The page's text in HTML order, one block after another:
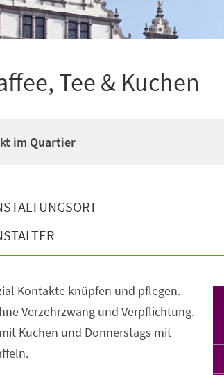
Tee & Kuchen
im Quartier
Kontakte knüpfen und pflegen.
Verzehrzwang und Verpflichtung.
Kuchen und Donnerstags mit